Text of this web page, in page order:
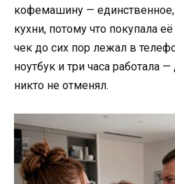
кофемашину — единственное,
кухни, потому что покупала
чек до сих пор лежал в
ноутбук и три часа работала
никто не отменял.